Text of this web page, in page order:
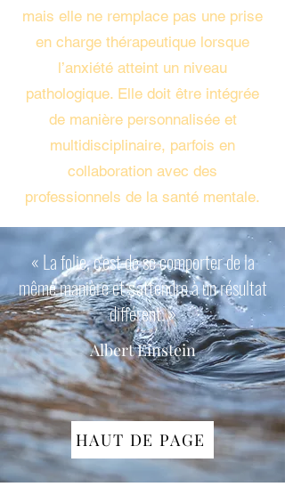
mais elle ne remplace pas une prise
en charge thérapeutique lorsque
l’anxiété atteint un niveau
pathologique. Elle doit être intégrée
de manière personnalisée et
multidisciplinaire, parfois en
collaboration avec des
professionnels de la santé mentale.​​​
« La folie, c'est de se comporter de la
même manière et s'attendre à un résultat
différent. »
Albert Einstein
HAUT DE PAGE